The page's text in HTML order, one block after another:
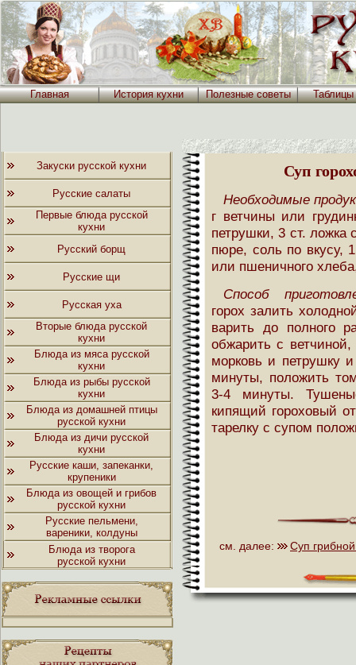
Главная История кухни Полезные советы
Закуски русской кухни
Русские салаты
Первые блюда русской
кухни
Русский борщ
Русские щи
Русская уха
Вторые блюда русской
кухни
Блюда из мяса русской
кухни
Блюда из рыбы русской
кухни
Блюда из домашней птицы
русской кухни
Блюда из дичи русской
кухни
Русские каши, запеканки,
крупеники
Блюда из овощей и грибов
русской кухни
Русские пельмени,
вареники, колдуны
Блюда из творога
русской кухни
Суп
Необходимые
г ветчины или
петрушки, 3 ст. ложка
пюре, соль по вкусу,
или пшеничного
Способ
горох залить
варить до полного
обжарить с ветчиной,
морковь и петрушку
минуты, положить
3-4 минуты.
кипящий гороховый
тарелку с супом
см. далее: Суп